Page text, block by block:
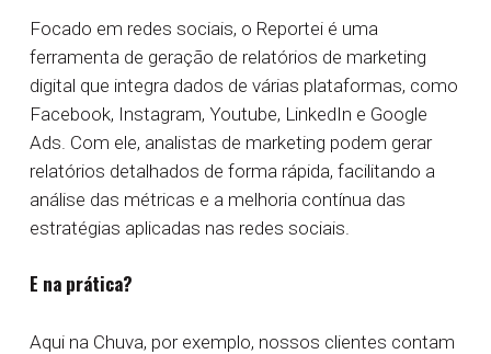
Focado em redes sociais, o Reportei é uma
ferramenta de geração de relatórios de marketing
digital que integra dados de várias plataformas, como
Facebook, Instagram, Youtube, LinkedIn e Google
Ads. Com ele, analistas de marketing podem gerar
relatórios detalhados de forma rápida, facilitando a
análise das métricas e a melhoria contínua das
estratégias aplicadas nas redes sociais.
E na prática?
Aqui na Chuva, por exemplo, nossos clientes contam